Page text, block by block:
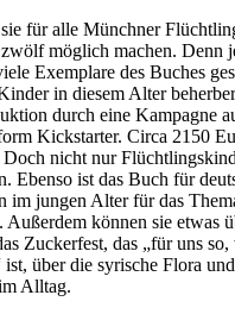
für alle Münchner
möglich machen. Denn
Exemplare des Buches
in diesem Alter
durch eine Kampagne
Kickstarter. Circa 2150
nicht nur
Ebenso ist das Buch für
im jungen Alter für das
Außerdem können sie etwas
Zuckerfest, das „für uns
ist, über die syrische Flora
Alltag.